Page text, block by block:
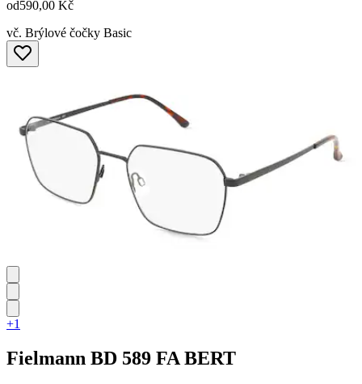
od590,00 Kč
vč. Brýlové čočky Basic
+1
Fielmann BD 589 FA BERT